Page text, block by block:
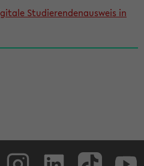
Studierendenausweis in